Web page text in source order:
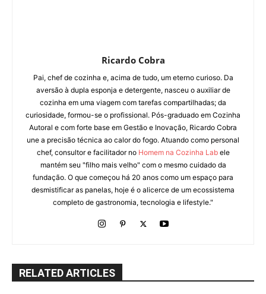
Ricardo Cobra
Pai, chef de cozinha e, acima de tudo, um eterno curioso. Da
aversão à dupla esponja e detergente, nasceu o auxiliar de
cozinha em uma viagem com tarefas compartilhadas; da
curiosidade, formou-se o profissional. Pós-graduado em Cozinha
Autoral e com forte base em Gestão e Inovação, Ricardo Cobra
une a precisão técnica ao calor do fogo. Atuando como personal
chef, consultor e facilitador no Homem na Cozinha Labele
mantém seu "filho mais velho" com o mesmo cuidado da
fundação. O que começou há 20 anos como um espaço para
desmistificar as panelas, hoje é o alicerce de um ecossistema
completo de gastronomia, tecnologia e lifestyle."
RELATED ARTICLES